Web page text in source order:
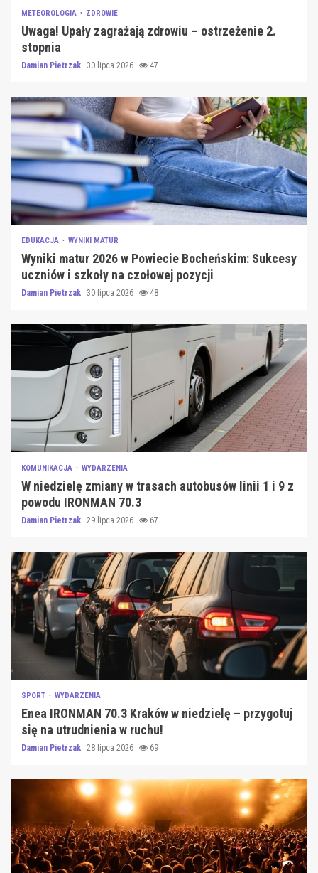
METEOROLOGIA ZDROWIE
Uwaga! Upały zagrażają zdrowiu – ostrzeżenie 2.
stopnia
Damian Pietrzak 30 lipca 2026 47
EDUKACJA WYNIKI MATUR
Wyniki matur 2026 w Powiecie Bocheńskim: Sukcesy
uczniów i szkoły na czołowej pozycji
Damian Pietrzak 30 lipca 2026 48
KOMUNIKACJA WYDARZENIA
W niedzielę zmiany w trasach autobusów linii 1 i 9 z
powodu IRONMAN 70.3
Damian Pietrzak 29 lipca 2026 67
SPORT WYDARZENIA
Enea IRONMAN 70.3 Kraków w niedzielę – przygotuj
się na utrudnienia w ruchu!
Damian Pietrzak 28 lipca 2026 69